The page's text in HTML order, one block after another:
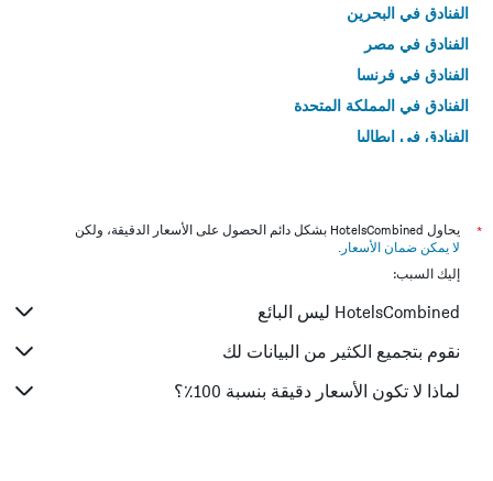
الفنادق في البحرين
الفنادق في مصر
الفنادق في فرنسا
الفنادق في المملكة المتحدة
الفنادق في إيطاليا
*
يحاول HotelsCombined بشكل دائم الحصول على الأسعار الدقيقة، ولكن
لا يمكن ضمان الأسعار .
إليك السبب:
HotelsCombined ليس البائع
نقوم بتجميع الكثير من البيانات لك
لماذا لا تكون الأسعار دقيقة بنسبة 100٪؟